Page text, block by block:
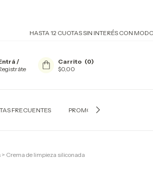
HASTA 12 CUOTAS SIN INTERÉS CON MODO Y
/
Carrito (0)
$0,00
FRECUENTES PROMOCIONES BANCARIAS
> Crema de limpieza siliconada